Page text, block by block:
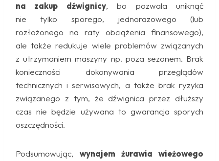
na zakup dźwignicy, bo pozwala uniknąć
nie tylko sporego, jednorazowego (lub
rozłożonego na raty obciążenia finansowego),
ale także redukuje wiele problemów związanych
z utrzymaniem maszyny np. poza sezonem. Brak
konieczności dokonywania przeglądów
technicznych i serwisowych, a także brak ryzyka
związanego z tym, że dźwignica przez dłuższy
czas nie będzie używana to gwarancja sporych
oszczędności.
Podsumowując, wynajem żurawia wieżowego